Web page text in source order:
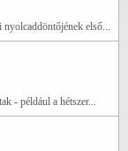
nyolcaddöntőjének első...
- például a hétszer...